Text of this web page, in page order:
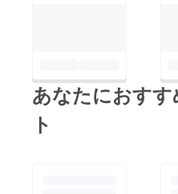
あなたにおす
ト